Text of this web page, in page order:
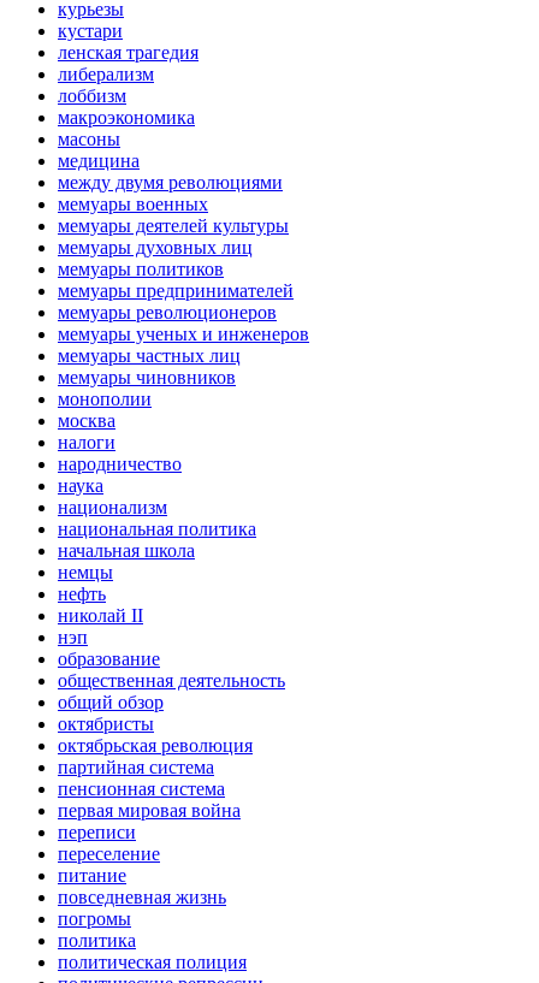
курьезы
кустари
ленская трагедия
либерализм
лоббизм
макроэкономика
масоны
медицина
между двумя революциями
мемуары военных
мемуары деятелей культуры
мемуары духовных лиц
мемуары политиков
мемуары предпринимателей
мемуары революционеров
мемуары ученых и инженеров
мемуары частных лиц
мемуары чиновников
монополии
москва
налоги
народничество
наука
национализм
национальная политика
начальная школа
немцы
нефть
николай II
нэп
образование
общественная деятельность
общий обзор
октябристы
октябрьская революция
партийная система
пенсионная система
первая мировая война
переписи
переселение
питание
повседневная жизнь
погромы
политика
политическая полиция